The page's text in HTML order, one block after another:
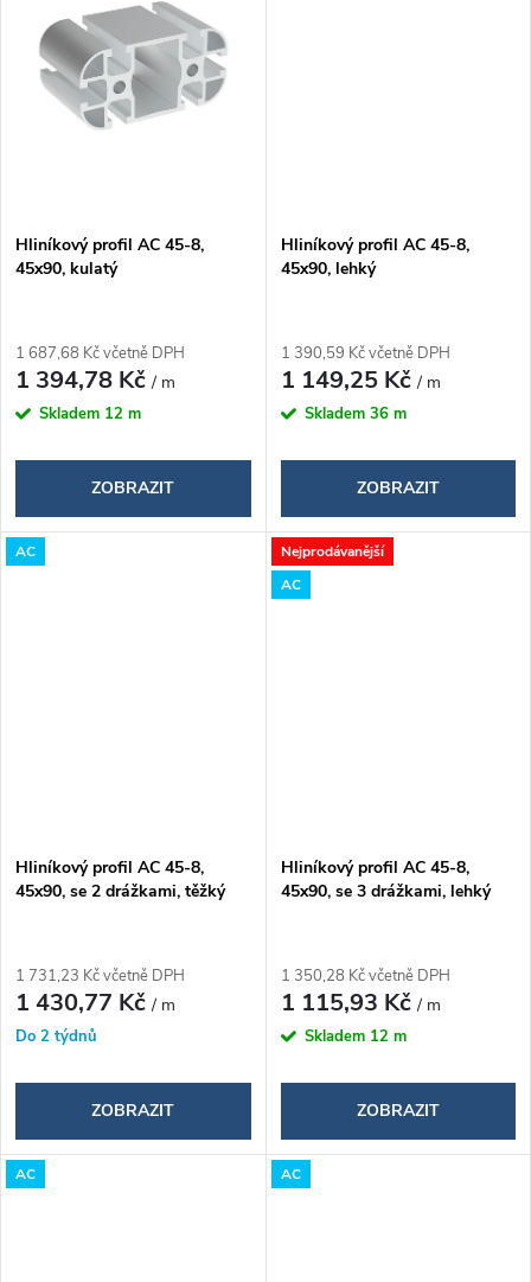
ů
Hliníkový profil AC 45-8,
45x90, kulatý
1 687,68 Kč včetně DPH
1 394,78 Kč/ m
Skladem 12 m
ZOBRAZIT
Hliníkový profil AC 45-8,
45x90, lehký
1 390,59 Kč včetně DPH
1 149,25 Kč/ m
Skladem 36 m
ZOBRAZIT
AC
Hliníkový profil AC 45-8,
45x90, se 2 drážkami, těžký
1 731,23 Kč včetně DPH
1 430,77 Kč/ m
Do 2 týdnů
ZOBRAZIT
Nejprodávanější
AC
Hliníkový profil AC 45-8,
45x90, se 3 drážkami, lehký
1 350,28 Kč včetně DPH
1 115,93 Kč/ m
Skladem 12 m
ZOBRAZIT
AC AC